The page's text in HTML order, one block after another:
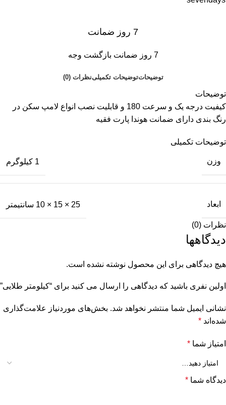
7 روز ضمانت
7 روز ضمانت بازگشت وجه
توضیحاتتوضیحات تکمیلینظرات (0)
توضیحات
کیفیت درجه یک و سرعت 180 و قابلیت نصب انواع لامپ سکن در
رنگ بندی دارای ضمانت هوندا پارت فقیه
توضیحات تکمیلی
وزن 1 کیلوگرم
ابعاد 25 × 15 × 10 سانتیمتر
نظرات (0)
دیدگاهها
هیچ دیدگاهی برای این محصول نوشته نشده است.
اولین نفری باشید که دیدگاهی را ارسال می کنید برای “کیلومتر طلایی”
نشانی ایمیل شما منتشر نخواهد شد. بخش‌های موردنیاز علامت‌گذاری
شده‌اند *
امتیاز شما *
دیدگاه شما *